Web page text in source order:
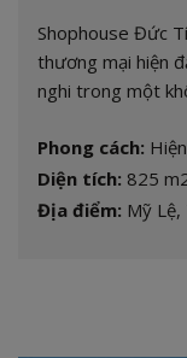
Shophouse Đức
thương mại hiện
nghi trong một
Phong cách:
Diện tích: 825
Địa điểm: Mỹ Lệ,